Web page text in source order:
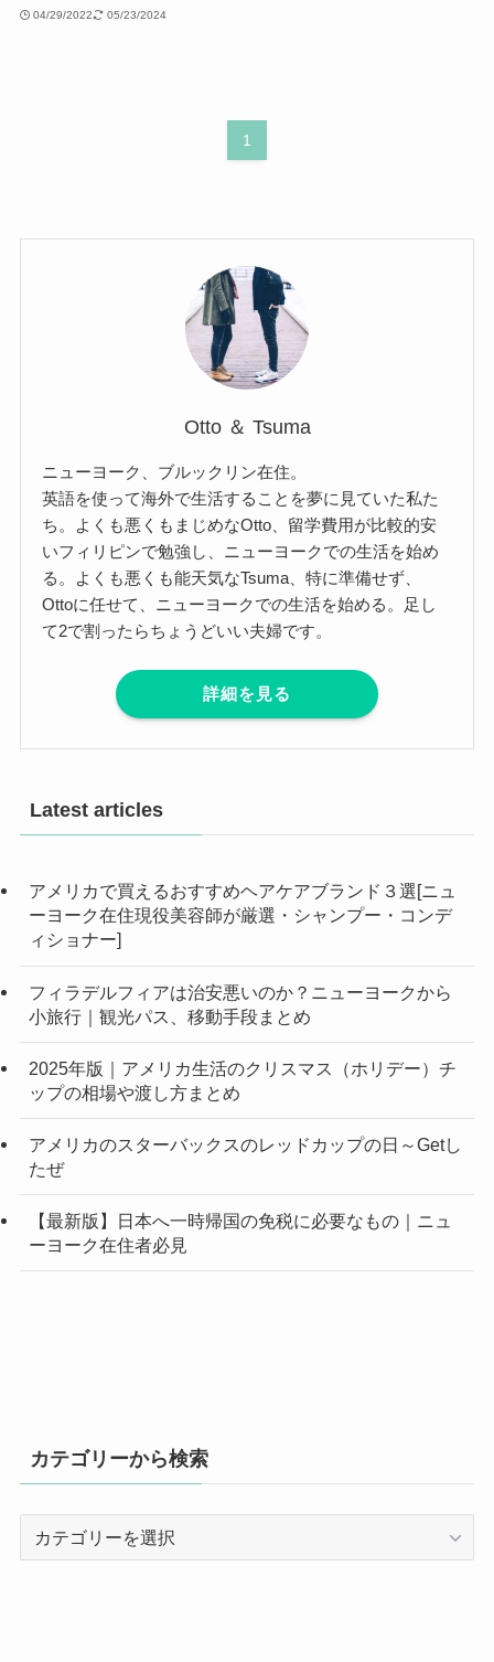
04/29/2022 05/23/2024
1
Otto ＆ Tsuma
ニューヨーク、ブルックリン在住。
英語を使って海外で生活することを夢に見ていた私た
ち。よくも悪くもまじめなOtto、留学費用が比較的安
いフィリピンで勉強し、ニューヨークでの生活を始め
る。よくも悪くも能天気なTsuma、特に準備せず、
Ottoに任せて、ニューヨークでの生活を始める。足し
て2で割ったらちょうどいい夫婦です。
詳細を見る
Latest articles
アメリカで買えるおすすめヘアケアブランド３選[ニュ
ーヨーク在住現役美容師が厳選・シャンプー・コンデ
ィショナー]
フィラデルフィアは治安悪いのか？ニューヨークから
小旅行｜観光パス、移動手段まとめ
2025年版｜アメリカ生活のクリスマス（ホリデー）チ
ップの相場や渡し方まとめ
アメリカのスターバックスのレッドカップの日～Getし
たぜ
【最新版】日本へ一時帰国の免税に必要なもの｜ニュ
ーヨーク在住者必見
カテゴリーから検索